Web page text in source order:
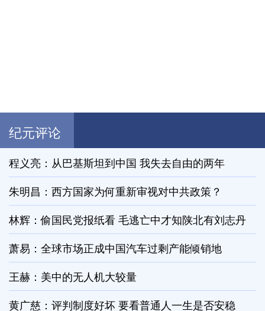
纪元评论
程义亮：从巴基斯坦到中国 我失去自由的两年
朱明昌：西方国家为何重新审视对中共政策？
林辉：偷国民党报纸看 毛逃亡中才知陕北有刘志丹
萧易：全球市场正成中国汽车过剩产能倾销地
王赫：美中的无人机大较量
黄广慈：评判制度好坏 要看普通人一生是否安稳